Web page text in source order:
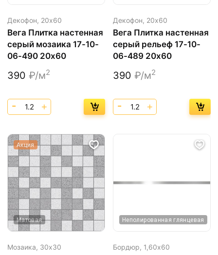
Декофон, 20х60
Вега Плитка настенная
серый мозаика 17-10-
06-490 20х60
390 ₽/м2
Декофон, 20х60
Вега Плитка настенная
серый рельеф 17-10-
06-489 20х60
390 ₽/м2
Акция
Матовая
Мозаика, 30х30
Неполированная глянцевая
Бордюр, 1,60х60